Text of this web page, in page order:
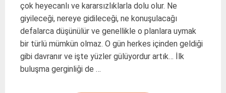
çok heyecanlı ve kararsızlıklarla dolu olur. Ne
giyileceği, nereye gidileceği, ne konuşulacağı
defalarca düşünülür ve genellikle o planlara uymak
bir türlü mümkün olmaz. O gün herkes içinden geldiği
gibi davranır ve işte yüzler gülüyordur artık… İlk
buluşma gerginliği de …